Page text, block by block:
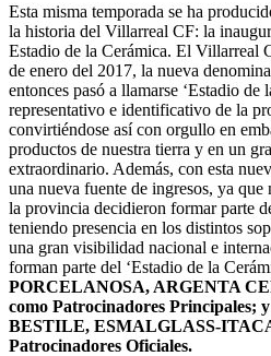
Esta misma temporada se ha
la historia del Villarreal CF: la
Estadio de la Cerámica. El Villarreal
de enero del 2017, la nueva
entonces pasó a llamarse ‘Estadio
representativo e identificativo de la
convirtiéndose así con orgullo en
productos de nuestra tierra y en un
extraordinario. Además, con esta
una nueva fuente de ingresos, ya que
la provincia decidieron formar parte
teniendo presencia en los distintos
una gran visibilidad nacional e
forman parte del ‘Estadio de la
PORCELANOSA, ARGENTA
como Patrocinadores
BESTILE, ESMALGLASS-
Patrocinadores Oficiales.